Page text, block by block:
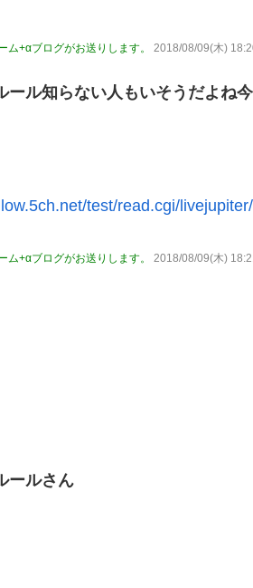
って妹に絡むアブルッツィ 他
ャージ鹿島 他
天堂、microSD Expressを普及させてしま
バカゲーて何？
ム『ヤリステ メスブター』開発者絶望
セラス！開けてくれ！セラァス!!」【ラブ
ん、泣く泣くクソアプデしてしまう
ム+αブログがお送りします。 2018/08/09(木)
ール知らない人もいそうだよね今
test/read.cgi/
ム+αブログがお送りします。 2018/08/09(木)
ールさん